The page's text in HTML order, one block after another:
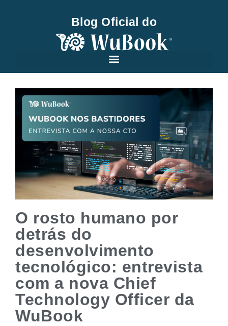
Blog Oficial do
O rosto humano por
detrás do
desenvolvimento
tecnológico: entrevista
com a nova Chief
Technology Officer da
WuBook